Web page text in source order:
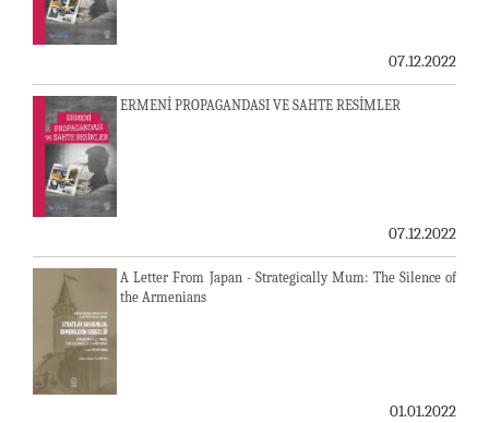
07.12.2022
ERMENİ PROPAGANDASI VE SAHTE RESİMLER
07.12.2022
A Letter From Japan - Strategically Mum: The Silence of
the Armenians
01.01.2022